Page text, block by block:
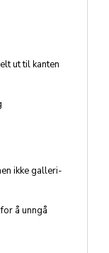
ut til kanten
ikke galleri-
å unngå